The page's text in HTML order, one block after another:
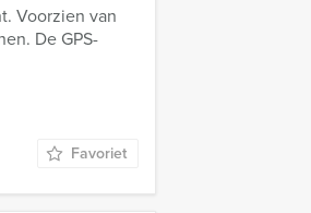
Voorzien van
De GPS-
Favoriet